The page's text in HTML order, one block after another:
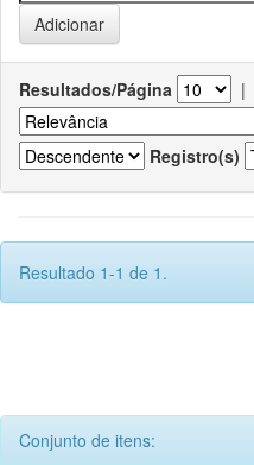
Resultados/Página |
Registro(s)
Resultado 1-1 de 1.
Conjunto de itens: